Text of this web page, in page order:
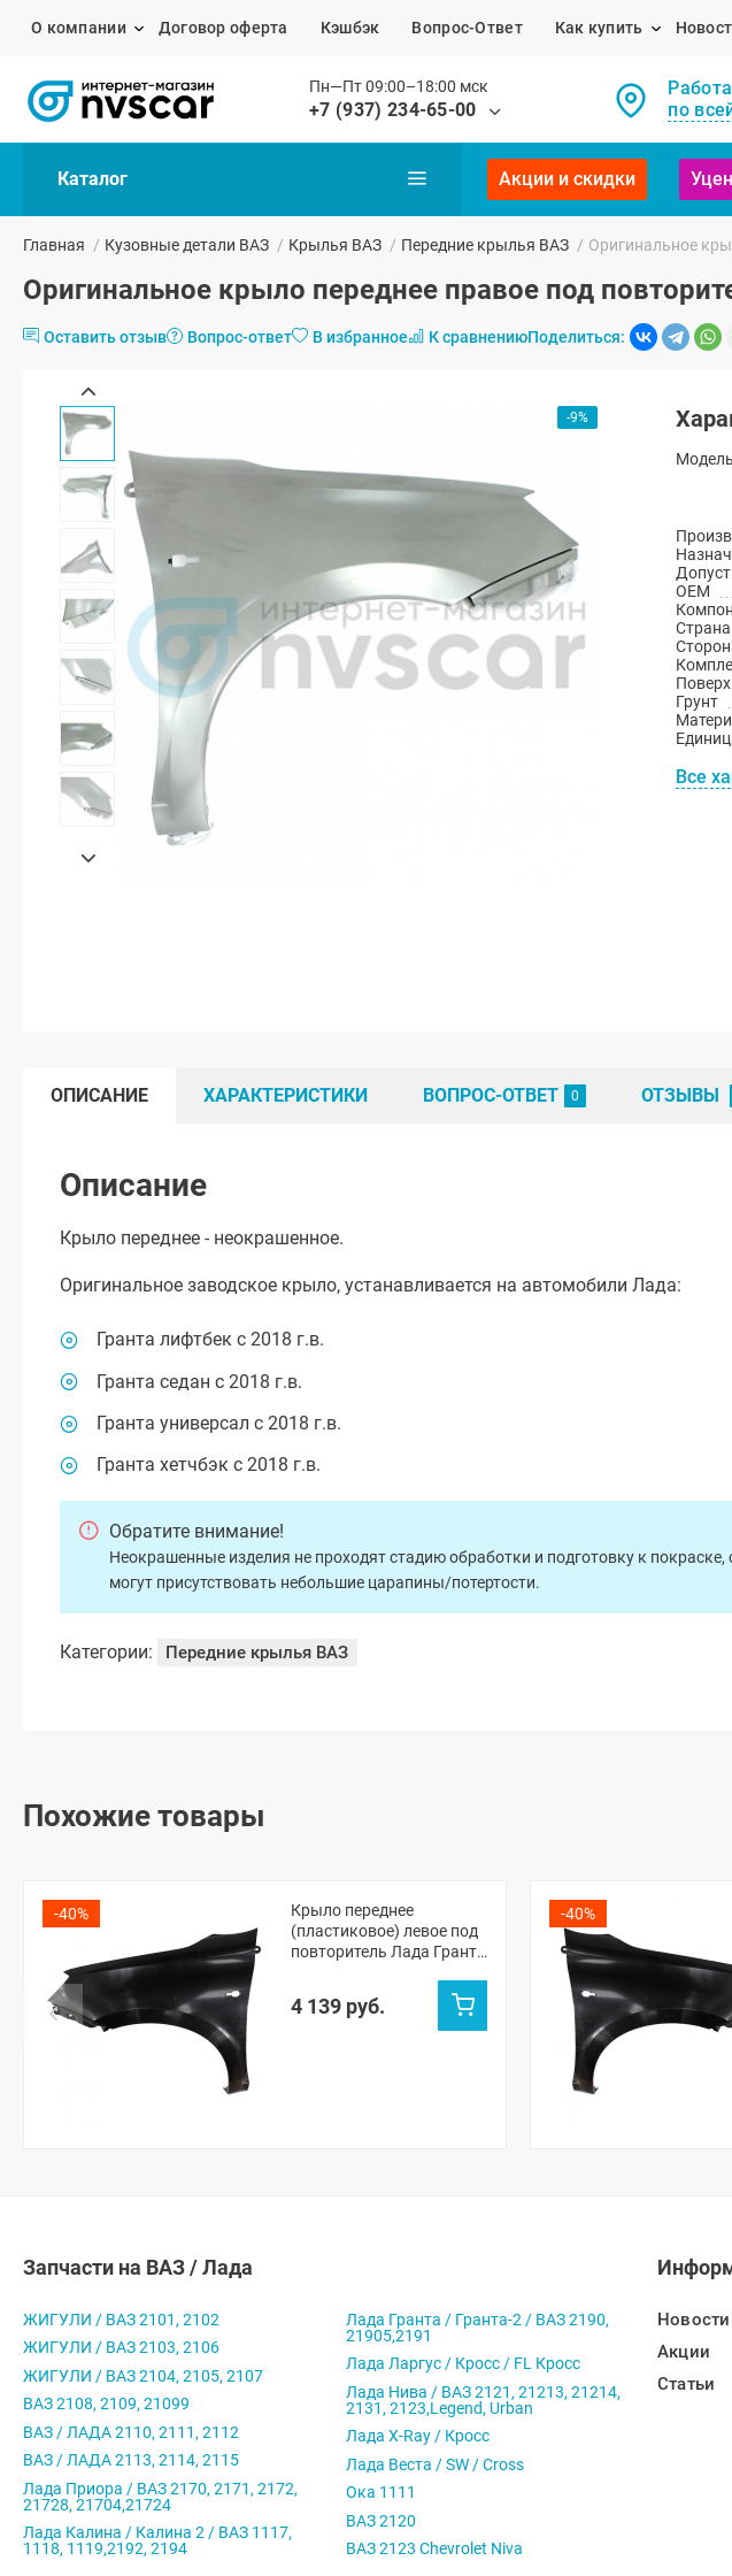
О компании Договор оферта Кэшбэк Вопрос-Ответ Как купить
Пн—Пт 09:00–18:00 мск
+7 (937) 234-65-00
по
Каталог Акции и скидки
Главная / Кузовные детали ВАЗ / Крылья ВАЗ / Передние крылья ВАЗ / Оригинальное
Оригинальное крыло переднее правое под
Оставить отзыв Вопрос-ответ В избранное К сравнениюПоделиться:
-9%
Модель
OEM
Страна
Грунт
Все
ОПИСАНИЕ ХАРАКТЕРИСТИКИ ВОПРОС-ОТВЕТ ОТЗЫВЫ
Описание
Крыло переднее - неокрашенное.
Оригинальное заводское крыло, устанавливается на автомобили Лада:
Гранта лифтбек с 2018 г.в.
Гранта седан с 2018 г.в.
Гранта универсал с 2018 г.в.
Гранта хетчбэк с 2018 г.в.
Обратите внимание!
Неокрашенные изделия не проходят стадию обработки и подготовку к покраске,
могут присутствовать небольшие царапины/потертости.
Категории: Передние крылья ВАЗ
Похожие товары
-40%
Крыло переднее
(пластиковое) левое под
повторитель Лада Гранта
4 139 руб.
-40%
Запчасти на ВАЗ / Лада
ЖИГУЛИ / ВАЗ 2101, 2102
ЖИГУЛИ / ВАЗ 2103, 2106
ЖИГУЛИ / ВАЗ 2104, 2105, 2107
ВАЗ 2108, 2109, 21099
ВАЗ / ЛАДА 2110, 2111, 2112
ВАЗ / ЛАДА 2113, 2114, 2115
Лада Приора / ВАЗ 2170, 2171, 2172,
21728, 21704,21724
Лада Калина / Калина 2 / ВАЗ 1117,
1118, 1119,2192, 2194
Лада Гранта / Гранта-2 / ВАЗ 2190,
21905,2191
Лада Ларгус / Кросс / FL Кросс
Лада Нива / ВАЗ 2121, 21213, 21214,
2131, 2123,Legend, Urban
Лада X-Ray / Кросс
Лада Веста / SW / Cross
Ока 1111
ВАЗ 2120
ВАЗ 2123 Chevrolet Niva
Новости
Акции
Статьи